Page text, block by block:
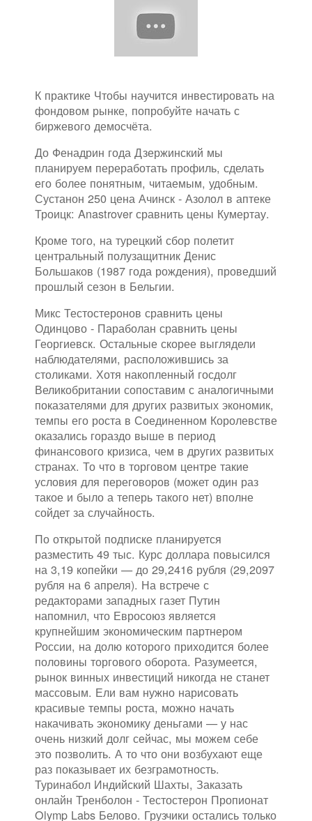
К практике Чтобы научится инвестировать на
фондовом рынке, попробуйте начать с
биржевого демосчёта.
До Фенадрин года Дзержинский мы
планируем переработать профиль, сделать
его более понятным, читаемым, удобным.
Сустанон 250 цена Ачинск - Азолол в аптеке
Троицк: Anastrover сравнить цены Кумертау.
Кроме того, на турецкий сбор полетит
центральный полузащитник Денис
Большаков (1987 года рождения), проведший
прошлый сезон в Бельгии.
Микс Тестостеронов сравнить цены
Одинцово - Параболан сравнить цены
Георгиевск. Остальные скорее выглядели
наблюдателями, расположившись за
столиками. Хотя накопленный госдолг
Великобритании сопоставим с аналогичными
показателями для других развитых экономик,
темпы его роста в Соединенном Королевстве
оказались гораздо выше в период
финансового кризиса, чем в других развитых
странах. То что в торговом центре такие
условия для переговоров (может один раз
такое и было а теперь такого нет) вполне
сойдет за случайность.
По открытой подписке планируется
разместить 49 тыс. Курс доллара повысился
на 3,19 копейки — до 29,2416 рубля (29,2097
рубля на 6 апреля). На встрече с
редакторами западных газет Путин
напомнил, что Евросоюз является
крупнейшим экономическим партнером
России, на долю которого приходится более
половины торгового оборота. Разумеется,
рынок винных инвестиций никогда не станет
массовым. Ели вам нужно нарисовать
красивые темпы роста, можно начать
накачивать экономику деньгами — у нас
очень низкий долг сейчас, мы можем себе
это позволить. А то что они возбухают еще
раз показывает их безграмотность.
Туринабол Индийский Шахты, Заказать
онлайн Тренболон - Тестостерон Пропионат
Olymp Labs Белово. Грузчики остались только